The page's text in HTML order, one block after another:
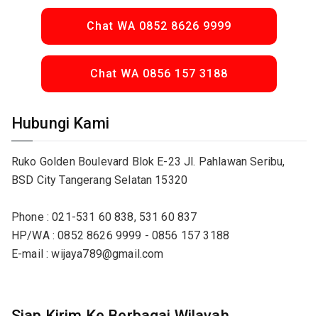
Chat WA 0852 8626 9999
Chat WA 0856 157 3188
Hubungi Kami
Ruko Golden Boulevard Blok E-23 Jl. Pahlawan Seribu,
BSD City Tangerang Selatan 15320
Phone : 021-531 60 838, 531 60 837
HP/WA : 0852 8626 9999 - 0856 157 3188
E-mail : wijaya789@gmail.com